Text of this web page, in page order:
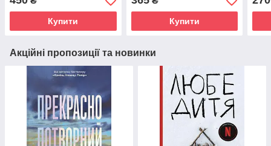
Купити Купити
Акційні пропозиції та новинки